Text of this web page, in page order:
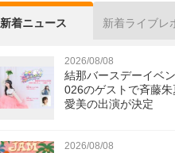
新着ニュース 新着ライブレ
2026/08/08
結那バースデーイベ
026のゲストで斉藤朱
愛美の出演が決定
2026/08/08